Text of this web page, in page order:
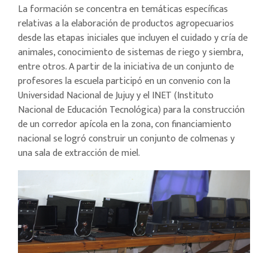
La formación se concentra en temáticas específicas
relativas a la elaboración de productos agropecuarios
desde las etapas iniciales que incluyen el cuidado y cría de
animales, conocimiento de sistemas de riego y siembra,
entre otros. A partir de la iniciativa de un conjunto de
profesores la escuela participó en un convenio con la
Universidad Nacional de Jujuy y el INET (Instituto
Nacional de Educación Tecnológica) para la construcción
de un corredor apícola en la zona, con financiamiento
nacional se logró construir un conjunto de colmenas y
una sala de extracción de miel.